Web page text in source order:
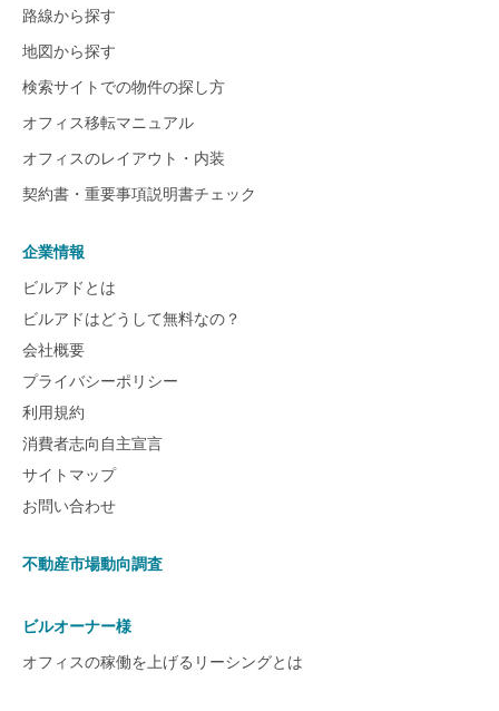
路線から探す
地図から探す
検索サイトでの物件の探し方
オフィス移転マニュアル
オフィスのレイアウト・内装
契約書・重要事項説明書チェック
企業情報
ビルアドとは
ビルアドはどうして無料なの？
会社概要
プライバシーポリシー
利用規約
消費者志向自主宣言
サイトマップ
お問い合わせ
不動産市場動向調査
ビルオーナー様
オフィスの稼働を上げるリーシングとは